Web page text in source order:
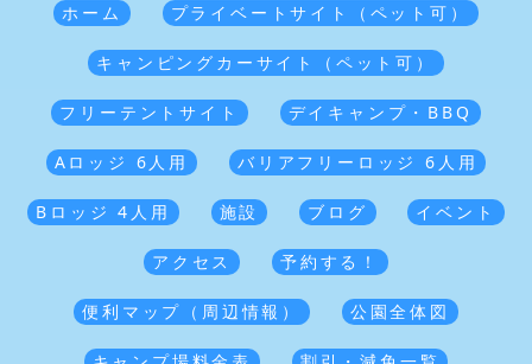
ホーム プライベートサイト（ペット可）
キャンピングカーサイト（ペット可）
フリーテントサイト デイキャンプ・BBQ
Aロッジ 6人用 バリアフリーロッジ 6人用
Bロッジ 4人用 施設 ブログ イベント
アクセス 予約する！
便利マップ（周辺情報） 公園全体図